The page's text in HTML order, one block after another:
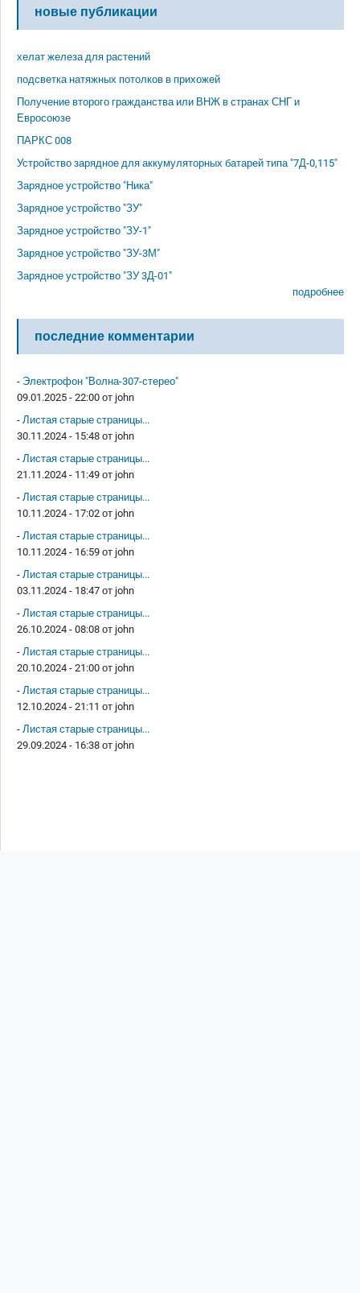
новые публикации
хелат железа для растений
подсветка натяжных потолков в прихожей
Получение второго гражданства или ВНЖ в странах СНГ и
Евросоюзе
ПАРКС 008
Устройство зарядное для аккумуляторных батарей типа "7Д-0,115"
Зарядное устройство "Ника"
Зарядное устройство "ЗУ"
Зарядное устройство "ЗУ-1"
Зарядное устройство "ЗУ-3М"
Зарядное устройство "ЗУ 3Д-01"
подробнее
последние комментарии
- Электрофон "Волна-307-стерео"
09.01.2025 - 22:00 от john
- Листая старые страницы...
30.11.2024 - 15:48 от john
- Листая старые страницы...
21.11.2024 - 11:49 от john
- Листая старые страницы...
10.11.2024 - 17:02 от john
- Листая старые страницы...
10.11.2024 - 16:59 от john
- Листая старые страницы...
03.11.2024 - 18:47 от john
- Листая старые страницы...
26.10.2024 - 08:08 от john
- Листая старые страницы...
20.10.2024 - 21:00 от john
- Листая старые страницы...
12.10.2024 - 21:11 от john
- Листая старые страницы...
29.09.2024 - 16:38 от john